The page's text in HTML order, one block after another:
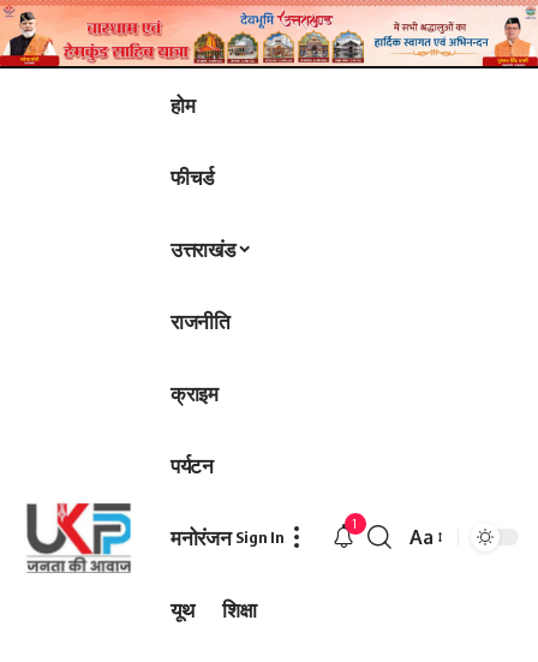
होम
फीचर्ड
उत्तराखंड
राजनीति
क्राइम
पर्यटन
मनोरंजन
यूथ शिक्षा
Sign In
1
Font
Aa